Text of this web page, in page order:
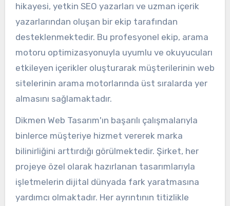
hikayesi, yetkin SEO yazarları ve uzman içerik
yazarlarından oluşan bir ekip tarafından
desteklenmektedir. Bu profesyonel ekip, arama
motoru optimizasyonuyla uyumlu ve okuyucuları
etkileyen içerikler oluşturarak müşterilerinin web
sitelerinin arama motorlarında üst sıralarda yer
almasını sağlamaktadır.
Dikmen Web Tasarım'ın başarılı çalışmalarıyla
binlerce müşteriye hizmet vererek marka
bilinirliğini arttırdığı görülmektedir. Şirket, her
projeye özel olarak hazırlanan tasarımlarıyla
işletmelerin dijital dünyada fark yaratmasına
yardımcı olmaktadır. Her ayrıntının titizlikle